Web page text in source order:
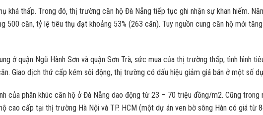
khá thấp. Trong đó, thị trường căn hộ Đà Nẵng tiếp tục ghi nhận sự khan hiếm.
500 căn, tỷ lệ tiêu thụ đạt khoảng 53% (263 căn). Tuy nguồn cung căn hộ mới
ở quận Ngũ Hành Sơn và quận Sơn Trà, sức mua của thị trường thấp, tình hình
Giao dịch thứ cấp kém sôi động, thị trường có dấu hiệu giảm giá bán ở một số
của phân khúc căn hộ ở Đà Nẵng dao động từ 23 – 70 triệu đồng/m2. Cũng
cao cấp tại thị trường Hà Nội và TP. HCM (một dự án ven bờ sông Hàn có giá từ